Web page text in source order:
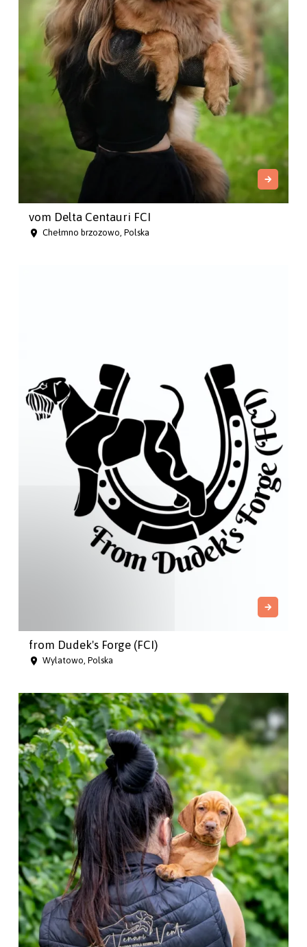
vom Delta Centauri FCI
Chełmno brzozowo, Polska
from Dudek's Forge (FCI)
Wylatowo, Polska